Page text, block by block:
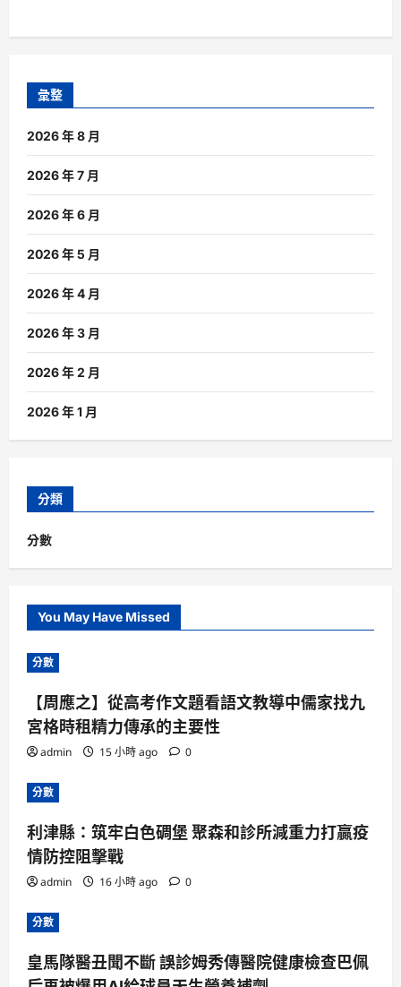
彙整
2026 年 8 月
2026 年 7 月
2026 年 6 月
2026 年 5 月
2026 年 4 月
2026 年 3 月
2026 年 2 月
2026 年 1 月
分類
分數
You May Have Missed
分數
【周應之】從高考作文題看語文教導中儒家找九
宮格時租精力傳承的主要性
admin 15 小時 ago 0
分數
利津縣：筑牢白色碉堡 聚森和診所減重力打贏疫
情防控阻擊戰
admin 16 小時 ago 0
分數
皇馬隊醫丑聞不斷 誤診姆秀傳醫院健康檢查巴佩